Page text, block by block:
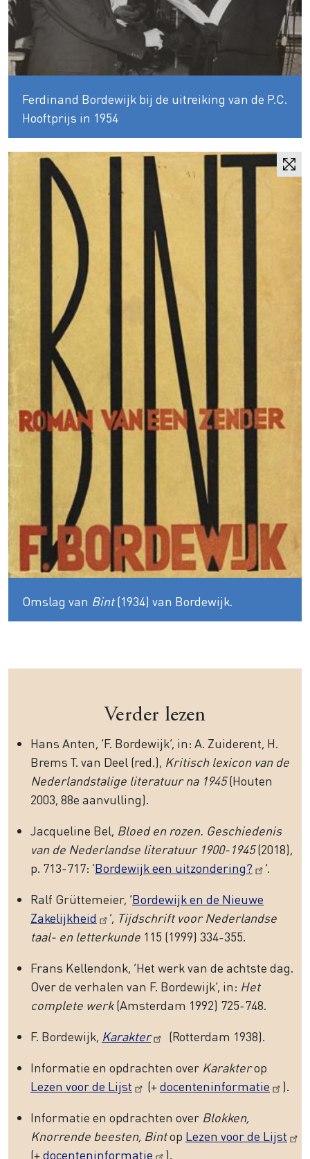
Ferdinand Bordewijk bij de uitreiking van de P.C.
Hooftprijs in 1954
Omslag van Bint(1934) van Bordewijk.
Verder lezen
Hans Anten, ‘F. Bordewijk’, in: A. Zuiderent, H.
Brems T. van Deel (red.), Kritisch lexicon van de
Nederlandstalige literatuur na 1945(Houten
2003, 88e aanvulling).
Jacqueline Bel, Bloed en rozen. Geschiedenis
van de Nederlandse literatuur 1900-1945(2018),
p. 713-717: ‘Bordewijk een uitzondering?
’.
Ralf Grüttemeier, ‘Bordewijk en de Nieuwe
Zakelijkheid
’, Tijdschrift voor Nederlandse
taal- en letterkunde 115 (1999) 334-355.
Frans Kellendonk, ‘Het werk van de achtste dag.
Over de verhalen van F. Bordewijk’, in: Het
complete werk(Amsterdam 1992) 725-748.
F. Bordewijk, Karakter
(Rotterdam 1938).
Informatie en opdrachten over Karakterop
Lezen voor de Lijst
(+docenteninformatie
).
Informatie en opdrachten over Blokken,
Knorrende beesten, Bintop Lezen voor de Lijst
(+docenteninformatie ).